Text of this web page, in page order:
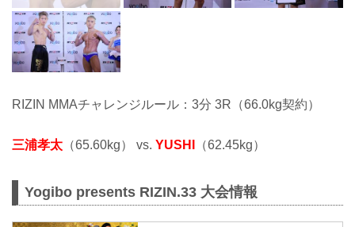
RIZIN MMAチャレンジルール：3分 3R（66.0kg契約）
三浦孝太 （65.60kg） vs. YUSHI （62.45kg）
Yogibo presents RIZIN.33 大会情報